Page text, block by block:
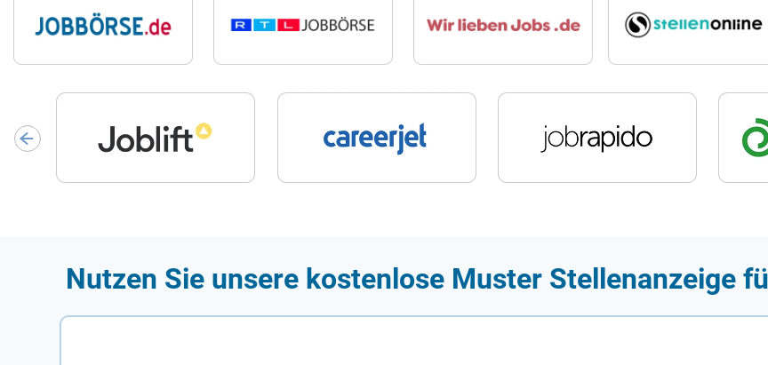
Nutzen Sie unsere kostenlose Muster Stellenanzeige